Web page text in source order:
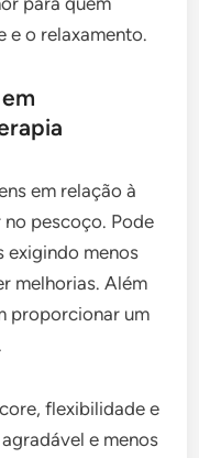
e o relaxamento.
em relação à
pescoço. Pode
exigindo menos
melhorias. Além
proporcionar um
flexibilidade e
e menos